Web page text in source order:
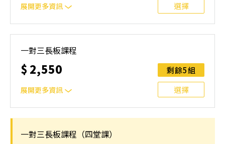
展開更多資訊
選擇
一對三長板課程
$ 2,550
展開更多資訊
剩餘5組
選擇
一對三長板課程（四堂課）